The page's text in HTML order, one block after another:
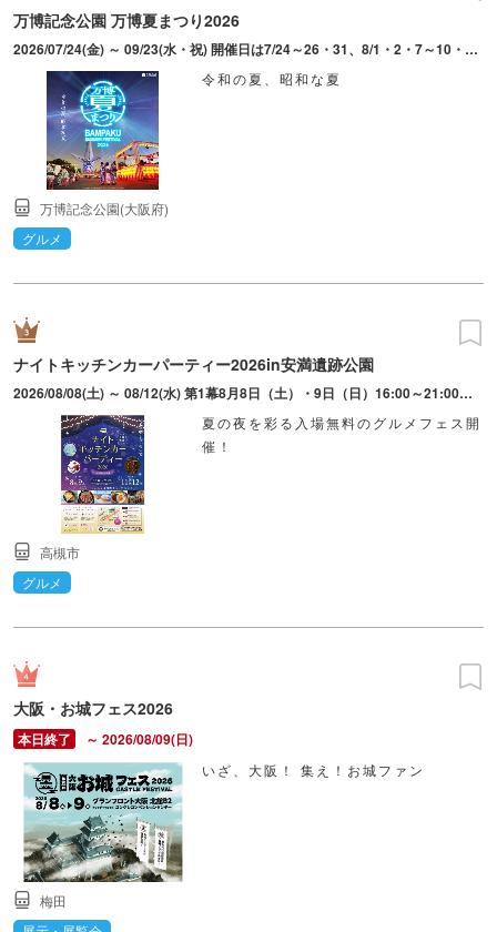
万博記念公園 万博夏まつり2026
2026/07/24(金) ～ 09/23(水・祝) 開催日は7/24～26・31、8/1・2・7～10・21～23・28～30、9/4～6・11～13・19～23。最終入園21:30（中央口、日本庭園前ゲートのみ）。東口、西口ゲートからの入園は16:30まで。9/13のお祭り広場は「万博夜市 with ビアガーデン」の開催はなし（ライトアップや花火広場は楽しめる）。
令和の夏、昭和な夏
万博記念公園(大阪府)
グルメ
ナイトキッチンカーパーティー2026in安満遺跡公園
2026/08/08(土) ～ 08/12(水) 第1幕8月8日（土）・9日（日）16:00～21:00。第2幕8月11日（火祝）・12日（水）16:00～21:00。 ※雨天決行・荒天中止
夏の夜を彩る入場無料のグルメフェス開
催！
高槻市
グルメ
大阪・お城フェス2026
～ 2026/08/09(日)
いざ、大阪！ 集え！お城ファン
梅田